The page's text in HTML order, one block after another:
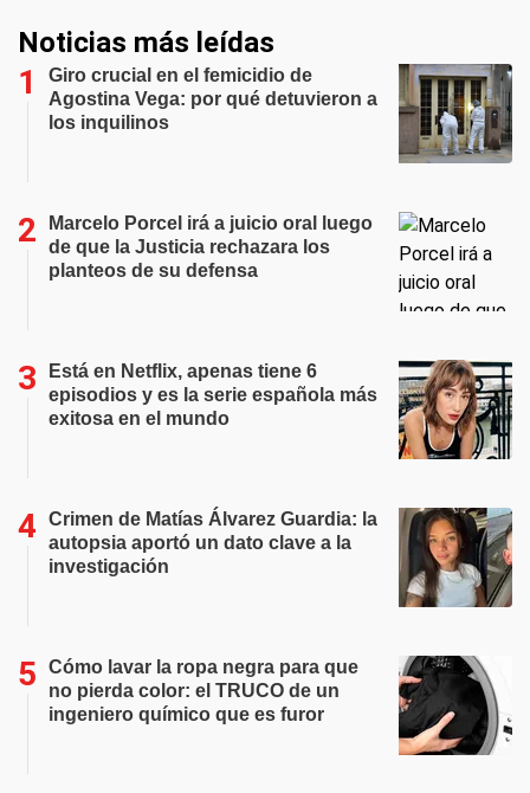
Noticias más leídas
Giro crucial en el femicidio de
Agostina Vega: por qué detuvieron a
los inquilinos
Marcelo Porcel irá a juicio oral luego
de que la Justicia rechazara los
planteos de su defensa
Está en Netflix, apenas tiene 6
episodios y es la serie española más
exitosa en el mundo
Crimen de Matías Álvarez Guardia: la
autopsia aportó un dato clave a la
investigación
Cómo lavar la ropa negra para que
no pierda color: el TRUCO de un
ingeniero químico que es furor